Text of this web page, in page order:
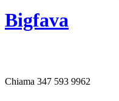
Bigfava
Chiama 347 593 9962